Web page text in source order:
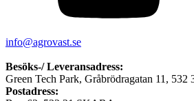
info@agrovast.se
Besöks-/ Leveransadress:
Green Tech Park, Gråbrödragatan 11,
Postadress: